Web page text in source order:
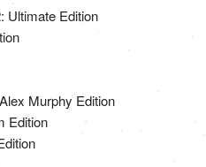
Ultimate Edition
Murphy Edition
Edition